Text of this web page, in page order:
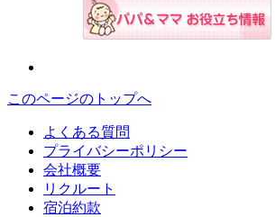
このページのトップへ
よくある質問
プライバシーポリシー
会社概要
リクルート
宿泊約款